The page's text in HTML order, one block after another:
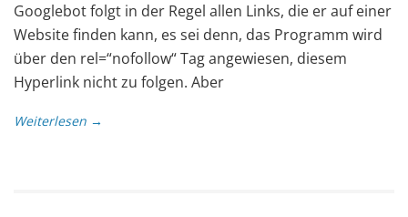
Googlebot folgt in der Regel allen Links, die er auf einer
Website finden kann, es sei denn, das Programm wird
über den rel=“nofollow“ Tag angewiesen, diesem
Hyperlink nicht zu folgen. Aber
Weiterlesen →